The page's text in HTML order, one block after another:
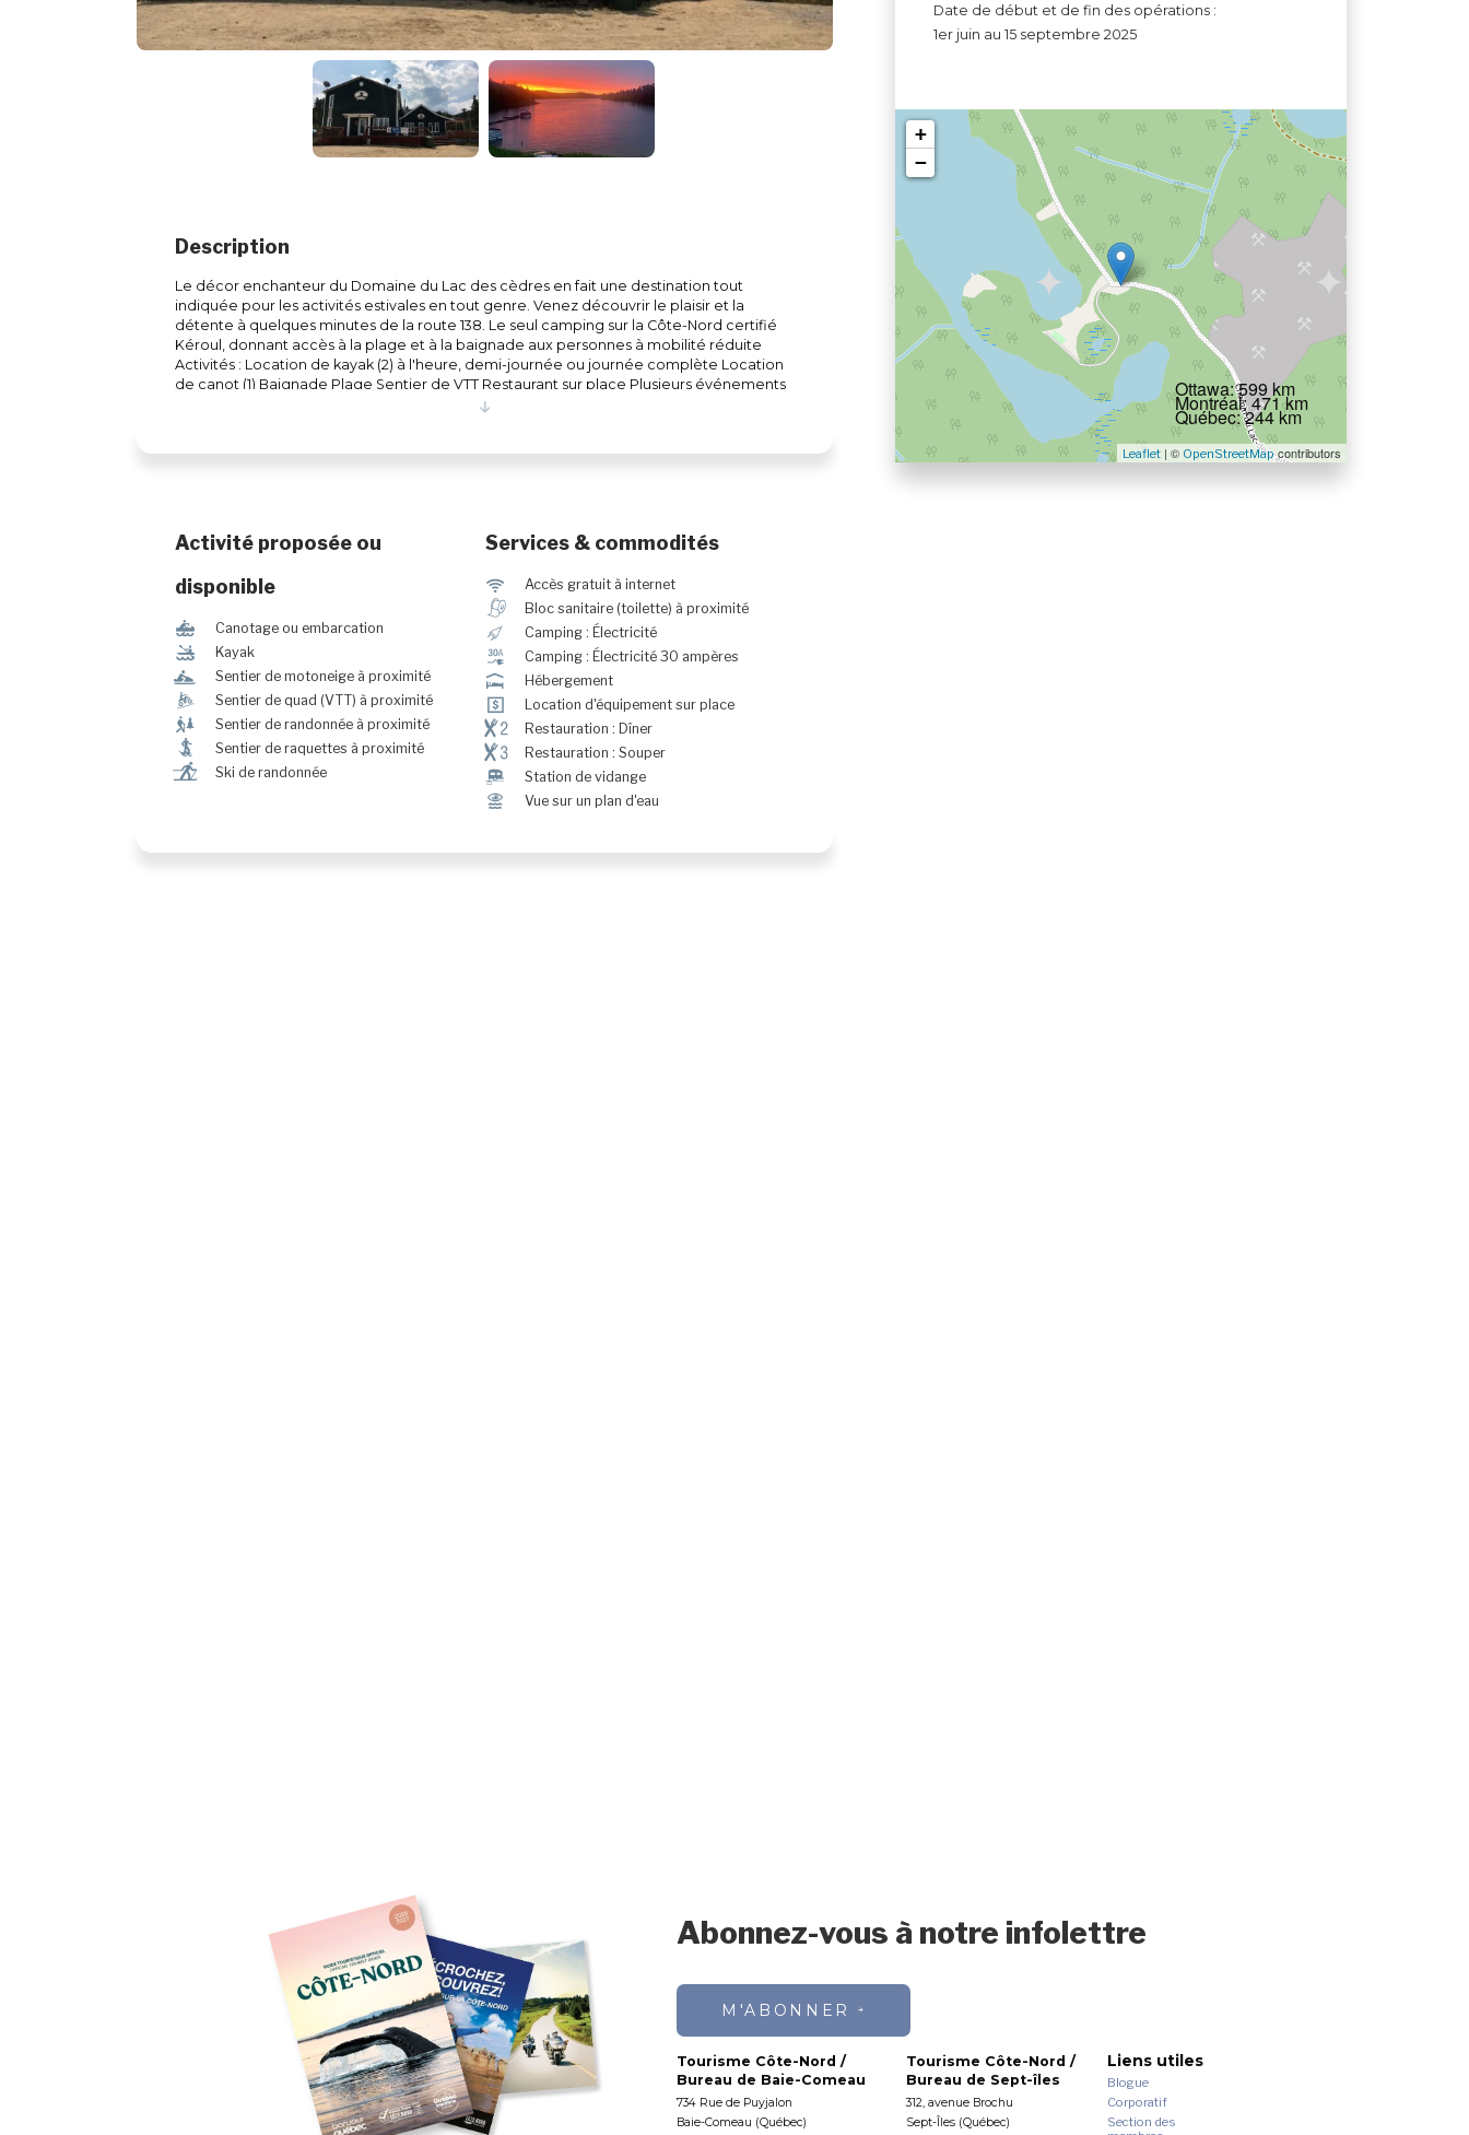
Date de début et de fin des opérations :
1er juin au 15 septembre 2025
+
−
Leaflet | © OpenStreetMapcontributors
Ottawa: 599 km
Montréal: 471 km
Québec: 244 km
Description
Le décor enchanteur du Domaine du Lac des cèdres en fait une destination tout
indiquée pour les activités estivales en tout genre. Venez découvrir le plaisir et la
détente à quelques minutes de la route 138. Le seul camping sur la Côte-Nord certifié
Kéroul, donnant accès à la plage et à la baignade aux personnes à mobilité réduite
Activités : Location de kayak (2) à l'heure, demi-journée ou journée complète Location
de canot (1) Baignade Plage Sentier de VTT Restaurant sur place Plusieurs événements
ont lieu chaque été sur notre terrain de camping, qui entretient une ambiance
Activité proposée ou
disponible
7 Canotage ou embarcation
‰ Kayak
n Sentier de motoneige à proximité
ä Sentier de quad (VTT) à proximité
& Sentier de randonnée à proximité
ó Sentier de raquettes à proximité
r Ski de randonnée
Services & commodités
J Accès gratuit à internet
h Bloc sanitaire (toilette) à proximité
é Camping : Électricité
v Camping : Électricité 30 ampères
ú Hébergement
ö Location d'équipement sur place
¶@ Restauration : Dîner
¶# Restauration : Souper
™ Station de vidange
Ï Vue sur un plan d'eau
Abonnez-vous à notre infolettre
M'ABONNER
Tourisme Côte-Nord /
Bureau de Baie-Comeau
734 Rue de Puyjalon
Baie-Comeau (Québec)
Tourisme Côte-Nord /
Bureau de Sept-îles
312, avenue Brochu
Sept-Îles (Québec)
Liens utiles
Blogue
Corporatif
Section des